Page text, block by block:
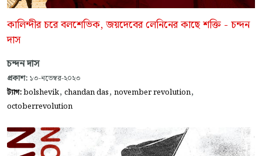
কালিন্দীর চরে বলশেভিক, জয়দেবের লেনিনের কাছে শক্তি - চন্দন
দাস
চন্দন দাস
প্রকাশ: ১৩-নভেম্বর-২০২৩
ট্যাগ:bolshevik, chandan das, november revolution,
octoberrevolution